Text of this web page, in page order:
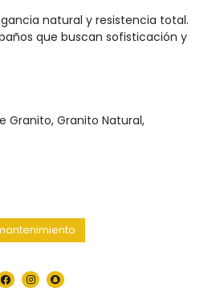
natural y resistencia total.
que buscan sofisticación y
Granito, Granito Natural,